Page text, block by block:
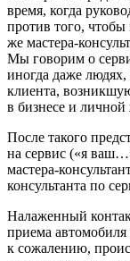
время, когда
против того, чтобы
же мастера-
Мы говорим о
иногда даже
клиента,
в бизнесе и
После такого
на сервис («я
мастера-
консультанта по
Налаженный
приема
к сожалению,